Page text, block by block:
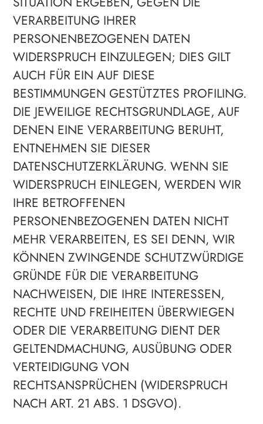
VERARBEITUNG IHRER
PERSONENBEZOGENEN DATEN
WIDERSPRUCH EINZULEGEN; DIES GILT
AUCH FÜR EIN AUF DIESE
BESTIMMUNGEN GESTÜTZTES PROFILING.
DIE JEWEILIGE RECHTSGRUNDLAGE, AUF
DENEN EINE VERARBEITUNG BERUHT,
ENTNEHMEN SIE DIESER
DATENSCHUTZERKLÄRUNG. WENN SIE
WIDERSPRUCH EINLEGEN, WERDEN WIR
IHRE BETROFFENEN
PERSONENBEZOGENEN DATEN NICHT
MEHR VERARBEITEN, ES SEI DENN, WIR
KÖNNEN ZWINGENDE SCHUTZWÜRDIGE
GRÜNDE FÜR DIE VERARBEITUNG
NACHWEISEN, DIE IHRE INTERESSEN,
RECHTE UND FREIHEITEN ÜBERWIEGEN
ODER DIE VERARBEITUNG DIENT DER
GELTENDMACHUNG, AUSÜBUNG ODER
VERTEIDIGUNG VON
RECHTSANSPRÜCHEN (WIDERSPRUCH
NACH ART. 21 ABS. 1 DSGVO).